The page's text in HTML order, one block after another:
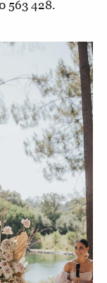
563 428.